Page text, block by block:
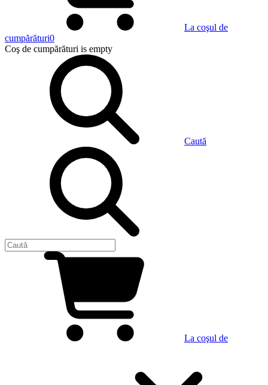
La coşul de
cumpărături0
Coş de cumpărături is empty
Caută
La coşul de